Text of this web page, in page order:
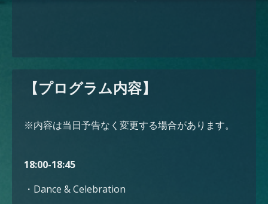
【プログラム内容】
※内容は当日予告なく変更する場合があります。
18:00-18:45
・Dance & Celebration